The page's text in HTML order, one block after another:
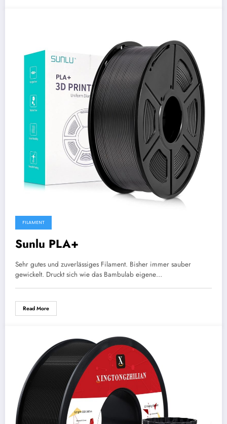
FILAMENT
Sunlu PLA+
Sehr gutes und zuverlässiges Filament. Bisher immer sauber
gewickelt. Druckt sich wie das Bambulab eigene…
Read More